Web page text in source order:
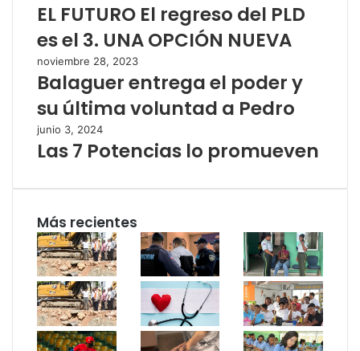
EL FUTURO El regreso del PLD
es el 3. UNA OPCIÓN NUEVA
noviembre 28, 2023
Balaguer entrega el poder y
su última voluntad a Pedro
junio 3, 2024
Las 7 Potencias lo promueven
Más recientes